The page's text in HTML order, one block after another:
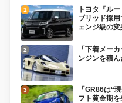
トヨタ『ル
ブリッド採
ェンジ級の
「下着メー
ンジンを積
「GR86は“
フト黄金期